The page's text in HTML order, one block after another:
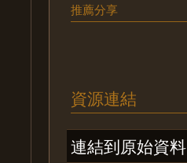
推薦分享
資源連結
連結到原始資料